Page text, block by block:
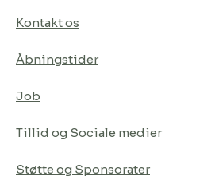
Kontakt os
Åbningstider
Job
Tillid og Sociale medier
Støtte og Sponsorater